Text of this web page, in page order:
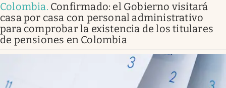
Colombia. Confirmado: el Gobierno visitará
casa por casa con personal administrativo
para comprobar la existencia de los titulares
de pensiones en Colombia